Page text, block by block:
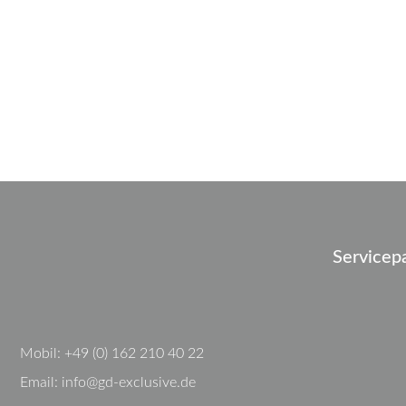
Mobil: +49 (0) 162 210 40 22
Email: info@gd-exclusive.de